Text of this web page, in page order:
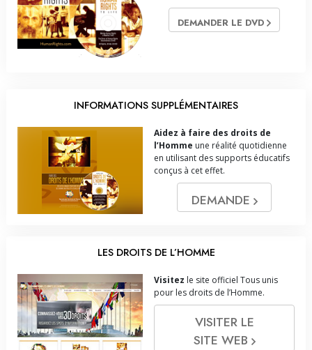
DEMANDER LE DVD
INFORMATIONS SUPPLÉMENTAIRES
Aidez à faire des droits de
l’Homme une réalité quotidienne
en utilisant des supports éducatifs
conçus à cet effet.
DEMANDE
LES DROITS DE L’HOMME
Visitez le site officiel Tous unis
pour les droits de l’Homme.
VISITER LE
SITE WEB